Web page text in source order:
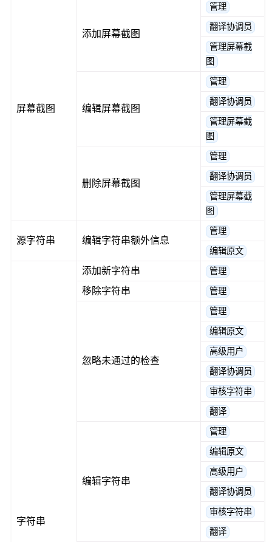
屏幕截图
添加屏幕截图
管理
翻译协调员
管理屏幕截
图
编辑屏幕截图
管理
翻译协调员
管理屏幕截
图
删除屏幕截图
管理
翻译协调员
管理屏幕截
图
源字符串 编辑字符串额外信息
管理
编辑原文
字符串
添加新字符串 管理
移除字符串 管理
忽略未通过的检查
管理
编辑原文
高级用户
翻译协调员
审核字符串
翻译
编辑字符串
管理
编辑原文
高级用户
翻译协调员
审核字符串
翻译